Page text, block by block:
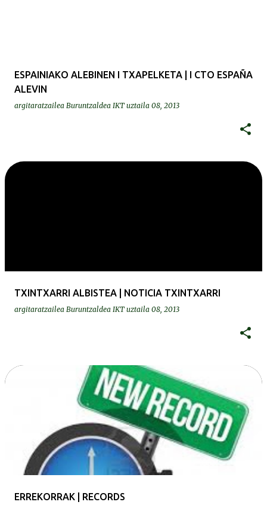
ESPAINIAKO ALEBINEN I TXAPELKETA | I CTO ESPAÑA
ALEVIN
argitaratzailea Buruntzaldea IKT uztaila 08, 2013
TXINTXARRI ALBISTEA | NOTICIA TXINTXARRI
argitaratzailea Buruntzaldea IKT uztaila 08, 2013
ERREKORRAK | RECORDS